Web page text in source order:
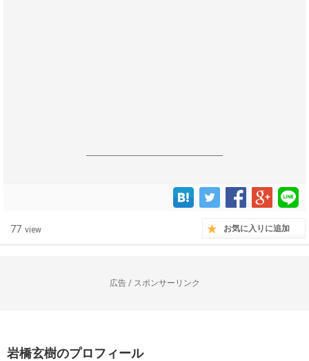
------------------------------------------------------------------
77 view お気に入りに追加
広告 / スポンサーリンク
岩橋玄樹のプロフィール